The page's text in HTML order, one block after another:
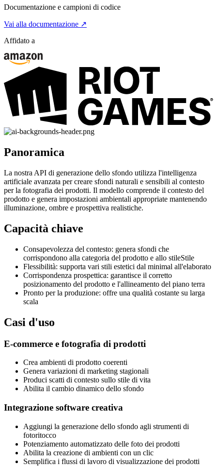
Documentazione e campioni di codice
Vai alla documentazione ↗
Affidato a
Panoramica
La nostra API di generazione dello sfondo utilizza l'intelligenza
artificiale avanzata per creare sfondi naturali e sensibili al contesto
per la fotografia dei prodotti. Il modello comprende il contesto del
prodotto e genera impostazioni ambientali appropriate mantenendo
illuminazione, ombre e prospettiva realistiche.
Capacità chiave
Consapevolezza del contesto: genera sfondi che
corrispondono alla categoria del prodotto e allo stileStile
Flessibilità: supporta vari stili estetici dal minimal all'elaborato
Corrispondenza prospettica: garantisce il corretto
posizionamento del prodotto e l'allineamento del piano terra
Pronto per la produzione: offre una qualità costante su larga
scala
Casi d'uso
E-commerce e fotografia di prodotti
Crea ambienti di prodotto coerenti
Genera variazioni di marketing stagionali
Produci scatti di contesto sullo stile di vita
Abilita il cambio dinamico dello sfondo
Integrazione software creativa
Aggiungi la generazione dello sfondo agli strumenti di
fotoritocco
Potenziamento automatizzato delle foto dei prodotti
Abilita la creazione di ambienti con un clic
Semplifica i flussi di lavoro di visualizzazione dei prodotti